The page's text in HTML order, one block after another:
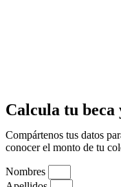
Calcula tu
Compártenos tus datos
conocer el monto de tu
Nombres